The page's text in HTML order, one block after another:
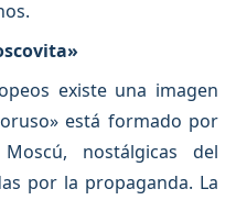
existe una imagen
está formado por
nostálgicas del
por la propaganda. La